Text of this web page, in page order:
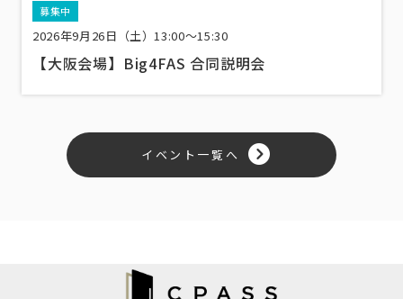
募集中
2026年9月26日（土）13:00〜15:30
【大阪会場】Big4FAS 合同説明会
イベント一覧へ